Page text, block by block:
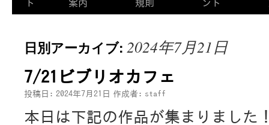
ト 案内 規則 ント
日別アーカイブ: 2024年7月21日
7/21ビブリオカフェ
投稿日: 2024年7月21日 作成者: staff
本日は下記の作品が集まりました